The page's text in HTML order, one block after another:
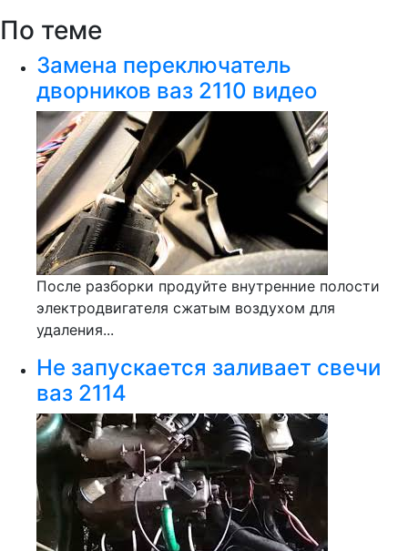
По теме
Замена переключатель
дворников ваз 2110 видео
После разборки продуйте внутренние полости
электродвигателя сжатым воздухом для
удаления...
Не запускается заливает свечи
ваз 2114